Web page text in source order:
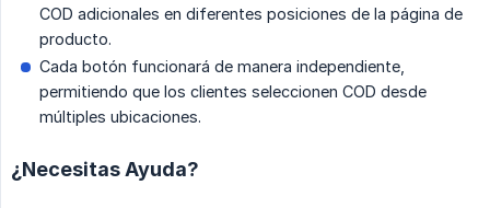
COD adicionales en diferentes posiciones de la página de
producto.
Cada botón funcionará de manera independiente,
permitiendo que los clientes seleccionen COD desde
múltiples ubicaciones.
¿Necesitas Ayuda?